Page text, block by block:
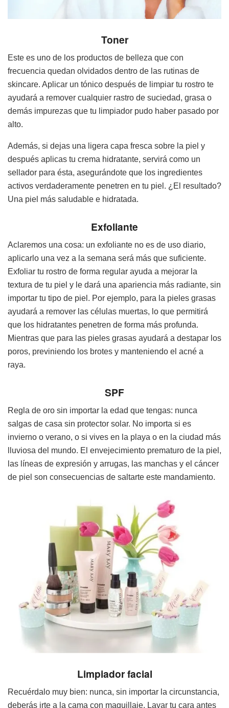
Toner
Este es uno de los productos de belleza que con
frecuencia quedan olvidados dentro de las rutinas de
skincare. Aplicar un tónico después de limpiar tu rostro te
ayudará a remover cualquier rastro de suciedad, grasa o
demás impurezas que tu limpiador pudo haber pasado por
alto.
Además, si dejas una ligera capa fresca sobre la piel y
después aplicas tu crema hidratante, servirá como un
sellador para ésta, asegurándote que los ingredientes
activos verdaderamente penetren en tu piel. ¿El resultado?
Una piel más saludable e hidratada.
Exfoliante
Aclaremos una cosa: un exfoliante no es de uso diario,
aplicarlo una vez a la semana será más que suficiente.
Exfoliar tu rostro de forma regular ayuda a mejorar la
textura de tu piel y le dará una apariencia más radiante, sin
importar tu tipo de piel. Por ejemplo, para la pieles grasas
ayudará a remover las células muertas, lo que permitirá
que los hidratantes penetren de forma más profunda.
Mientras que para las pieles grasas ayudará a destapar los
poros, previniendo los brotes y manteniendo el acné a
raya.
SPF
Regla de oro sin importar la edad que tengas: nunca
salgas de casa sin protector solar. No importa si es
invierno o verano, o si vives en la playa o en la ciudad más
lluviosa del mundo. El envejecimiento prematuro de la piel,
las líneas de expresión y arrugas, las manchas y el cáncer
de piel son consecuencias de saltarte este mandamiento.
Limpiador facial
Recuérdalo muy bien: nunca, sin importar la circunstancia,
deberás irte a la cama con maquillaje. Lavar tu cara antes